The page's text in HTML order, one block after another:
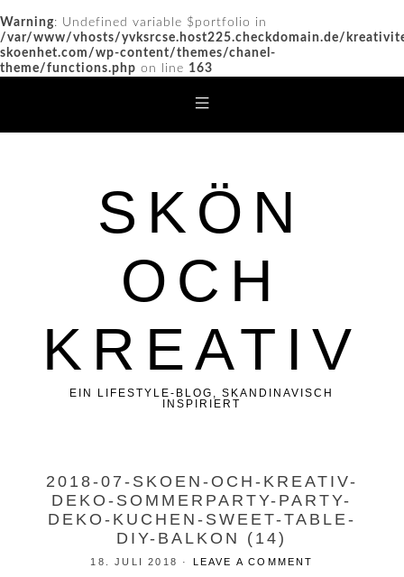
Warning: Undefined variable $portfolio in
/var/www/vhosts/yvksrcse.host225.checkdomain.de/
skoenhet.com/wp-content/themes/chanel-
theme/functions.php on line 163
SKÖN
OCH
KREATIV
EIN LIFESTYLE-BLOG, SKANDINAVISCH
INSPIRIERT
2018-07-SKOEN-OCH-KREATIV-
DEKO-SOMMERPARTY-PARTY-
DEKO-KUCHEN-SWEET-TABLE-
DIY-BALKON (14)
18. JULI 2018 · LEAVE A COMMENT